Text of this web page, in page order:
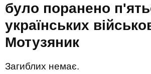
було поранено
українських
Мотузяник
Загиблих немає.